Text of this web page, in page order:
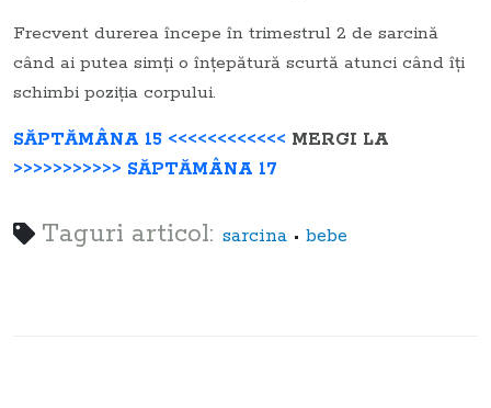
Frecvent durerea începe în trimestrul 2 de sarcină
când ai putea simţi o înţepătură scurtă atunci când îţi
schimbi poziţia corpului.
SĂPTĂMÂNA 15 <<<<<<<<<<<< MERGI LA
>>>>>>>>>>> SĂPTĂMÂNA 17
Taguri articol: sarcina • bebe